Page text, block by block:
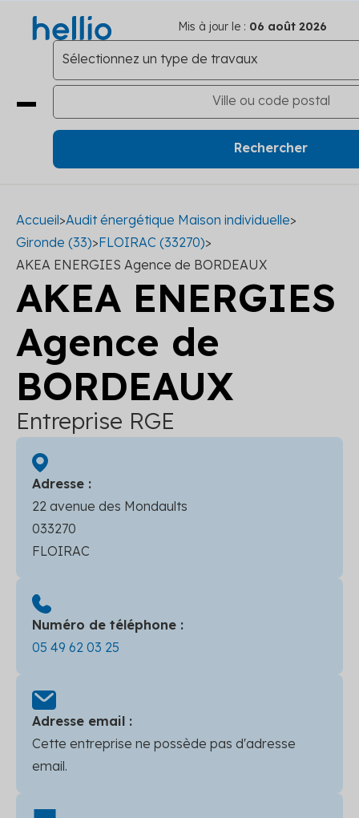
Mis à jour le : 06 août 2026
Accueil>Audit énergétique Maison individuelle>
Gironde (33)>FLOIRAC (33270)>
AKEA ENERGIES Agence de BORDEAUX
AKEA ENERGIES
Agence de
BORDEAUX
Entreprise RGE
Adresse :
22 avenue des Mondaults
033270
FLOIRAC
Numéro de téléphone :
05 49 62 03 25
Adresse email :
Cette entreprise ne possède pas d'adresse
email.